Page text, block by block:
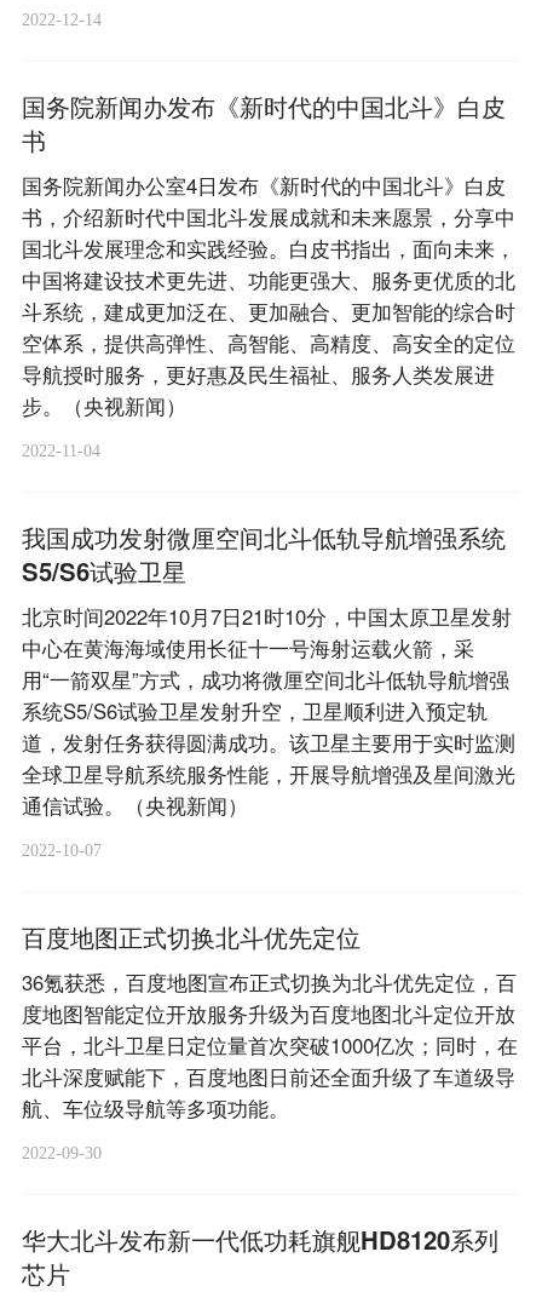
2022-12-14
国务院新闻办发布《新时代的中国北斗》白皮
书
国务院新闻办公室4日发布《新时代的中国北斗》白皮
书，介绍新时代中国北斗发展成就和未来愿景，分享中
国北斗发展理念和实践经验。白皮书指出，面向未来，
中国将建设技术更先进、功能更强大、服务更优质的北
斗系统，建成更加泛在、更加融合、更加智能的综合时
空体系，提供高弹性、高智能、高精度、高安全的定位
导航授时服务，更好惠及民生福祉、服务人类发展进
步。（央视新闻）
2022-11-04
我国成功发射微厘空间北斗低轨导航增强系统
S5/S6试验卫星
北京时间2022年10月7日21时10分，中国太原卫星发射
中心在黄海海域使用长征十一号海射运载火箭，采
用“一箭双星”方式，成功将微厘空间北斗低轨导航增强
系统S5/S6试验卫星发射升空，卫星顺利进入预定轨
道，发射任务获得圆满成功。该卫星主要用于实时监测
全球卫星导航系统服务性能，开展导航增强及星间激光
通信试验。（央视新闻）
2022-10-07
百度地图正式切换北斗优先定位
36氪获悉，百度地图宣布正式切换为北斗优先定位，百
度地图智能定位开放服务升级为百度地图北斗定位开放
平台，北斗卫星日定位量首次突破1000亿次；同时，在
北斗深度赋能下，百度地图日前还全面升级了车道级导
航、车位级导航等多项功能。
2022-09-30
华大北斗发布新一代低功耗旗舰HD8120系列
芯片